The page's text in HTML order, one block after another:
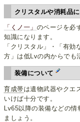
クリスタルや消耗品
「くノ一」 のページを必
知識になります。
「クリスタル」・「有
方」は低Lvの内からでも
装備について
育成帯は遺物武器やクエ
いけば十分です。
Lv65以降の装備などの情
ましょう。